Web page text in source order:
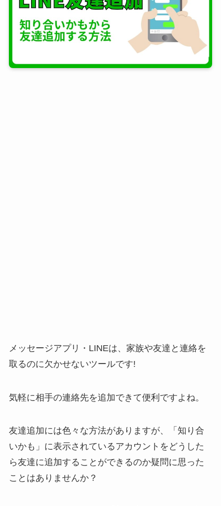
メッセージアプリ・LINEは、家族や友達と連絡を
取るのに欠かせないツールです!
気軽に相手の連絡先を追加できて便利ですよね。
友達追加には色々な方法がありますが、「知り合
いかも」に表示されているアカウントをどうした
ら友達に追加することができるのか疑問に思った
ことはありませんか？